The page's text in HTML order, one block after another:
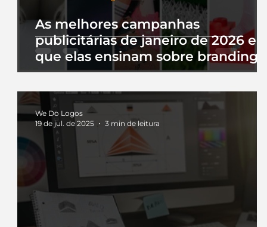
As melhores campanhas
publicitárias de janeiro de 2026 e
que elas ensinam sobre branding
We Do Logos
19 de jul. de 2025
3 min de leitura